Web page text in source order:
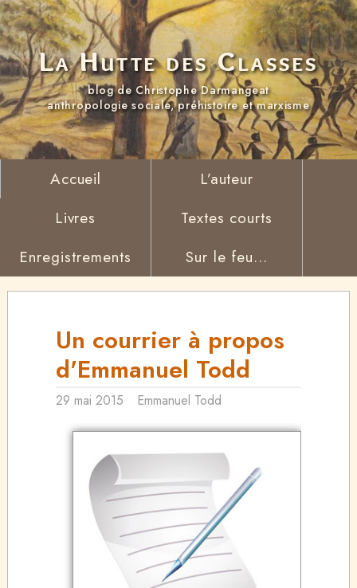
La Hutte des Classes
blog de Christophe Darmangeat
anthropologie sociale, préhistoire et marxisme
Accueil
L’auteur
Livres
Textes courts
Enregistrements
Sur le feu...
Un courrier à propos
d'Emmanuel Todd
29 mai 2015 Emmanuel Todd